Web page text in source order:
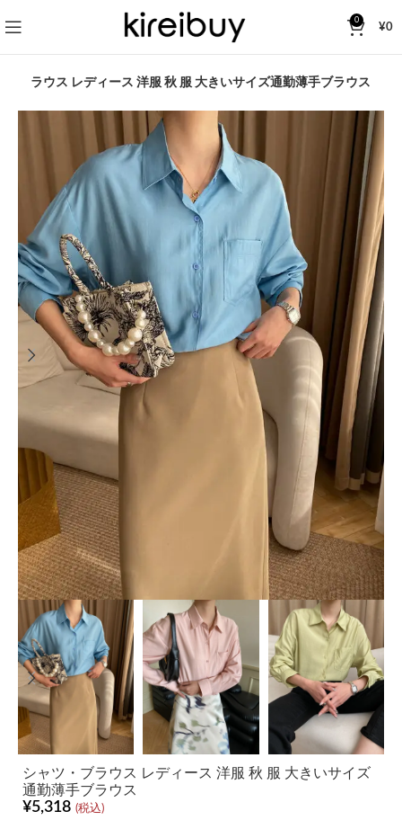
0
¥0
・ブラウス レディース 洋服 秋 服 大きいサイズ通勤薄手ブラウス
シャツ・ブラウス レディース 洋服 秋 服 大きいサイズ
通勤薄手ブラウス
¥5,318 (税込)